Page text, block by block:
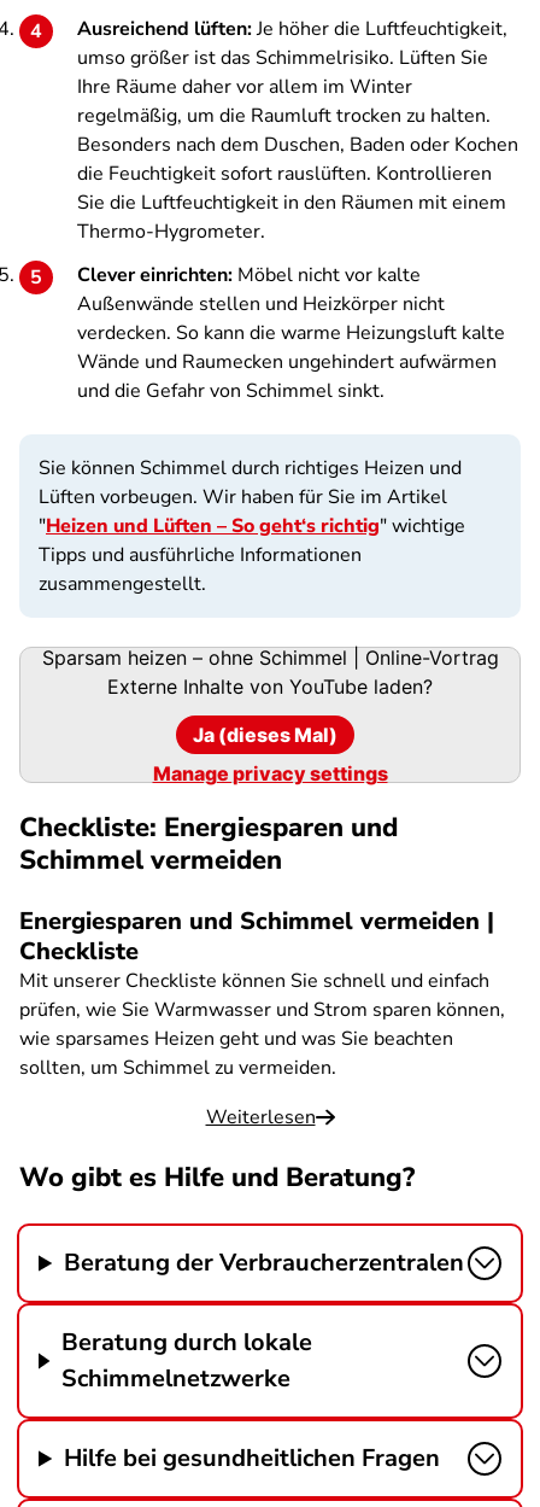
Ausreichend lüften:Je höher die Luftfeuchtigkeit,
umso größer ist das Schimmelrisiko. Lüften Sie
Ihre Räume daher vor allem im Winter
regelmäßig, um die Raumluft trocken zu halten.
Besonders nach dem Duschen, Baden oder Kochen
die Feuchtigkeit sofort rauslüften. Kontrollieren
Sie die Luftfeuchtigkeit in den Räumen mit einem
Thermo-Hygrometer.
Clever einrichten: Möbel nicht vor kalte
Außenwände stellen und Heizkörper nicht
verdecken. So kann die warme Heizungsluft kalte
Wände und Raumecken ungehindert aufwärmen
und die Gefahr von Schimmel sinkt.
Sie können Schimmel durch richtiges Heizen und
Lüften vorbeugen. Wir haben für Sie im Artikel
"Heizen und Lüften – So geht‘s richtig" wichtige
Tipps und ausführliche Informationen
zusammengestellt.
Sparsam heizen – ohne Schimmel | Online-Vortrag
Externe Inhalte von YouTube laden?
Ja (dieses Mal)
Manage privacy settings
Checkliste: Energiesparen und
Schimmel vermeiden
Energiesparen und Schimmel vermeiden |
Checkliste
Mit unserer Checkliste können Sie schnell und einfach
prüfen, wie Sie Warmwasser und Strom sparen können,
wie sparsames Heizen geht und was Sie beachten
sollten, um Schimmel zu vermeiden.
Weiterlesen
Wo gibt es Hilfe und Beratung?
Beratung der Verbraucherzentralen
Beratung durch lokale
Schimmelnetzwerke
Hilfe bei gesundheitlichen Fragen